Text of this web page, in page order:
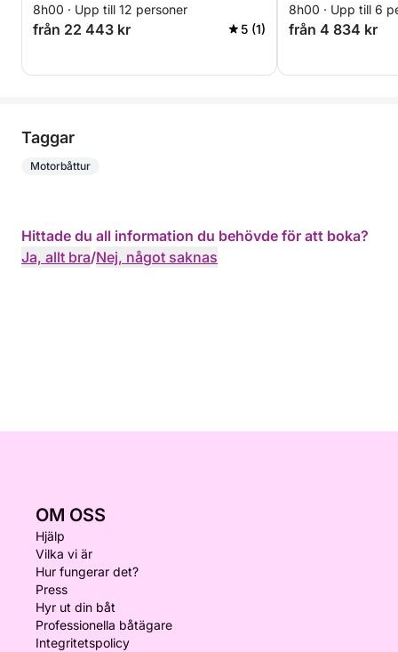
8h00 · Upp till 12 personer
från 22 443 kr 5 (1)
8h00 · Upp till 6
från 4 834 kr
Taggar
Motorbåttur
Hittade du all information du behövde för att boka?
Ja, allt bra/Nej, något saknas
OM OSS
Hjälp
Vilka vi är
Hur fungerar det?
Press
Hyr ut din båt
Professionella båtägare
Integritetspolicy